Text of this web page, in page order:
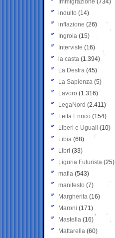
Immigrazione (734)
indulto (14)
inflazione (26)
Ingroia (15)
Interviste (16)
la casta (1.394)
La Destra (45)
La Sapienza (5)
Lavoro (1.316)
LegaNord (2.411)
Letta Enrico (154)
Liberi e Uguali (10)
Libia (68)
Libri (33)
Liguria Futurista (25)
mafia (543)
manifesto (7)
Margherita (16)
Maroni (171)
Mastella (16)
Mattarella (60)